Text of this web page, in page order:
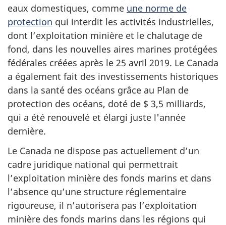
eaux domestiques, comme une norme de
protection qui interdit les activités industrielles,
dont l’exploitation minière et le chalutage de
fond, dans les nouvelles aires marines protégées
fédérales créées après le 25 avril 2019. Le Canada
a également fait des investissements historiques
dans la santé des océans grâce au Plan de
protection des océans, doté de $ 3,5 milliards,
qui a été renouvelé et élargi juste l'année
dernière.
Le Canada ne dispose pas actuellement d’un
cadre juridique national qui permettrait
l’exploitation minière des fonds marins et dans
l’absence qu’une structure réglementaire
rigoureuse, il n’autorisera pas l’exploitation
minière des fonds marins dans les régions qui